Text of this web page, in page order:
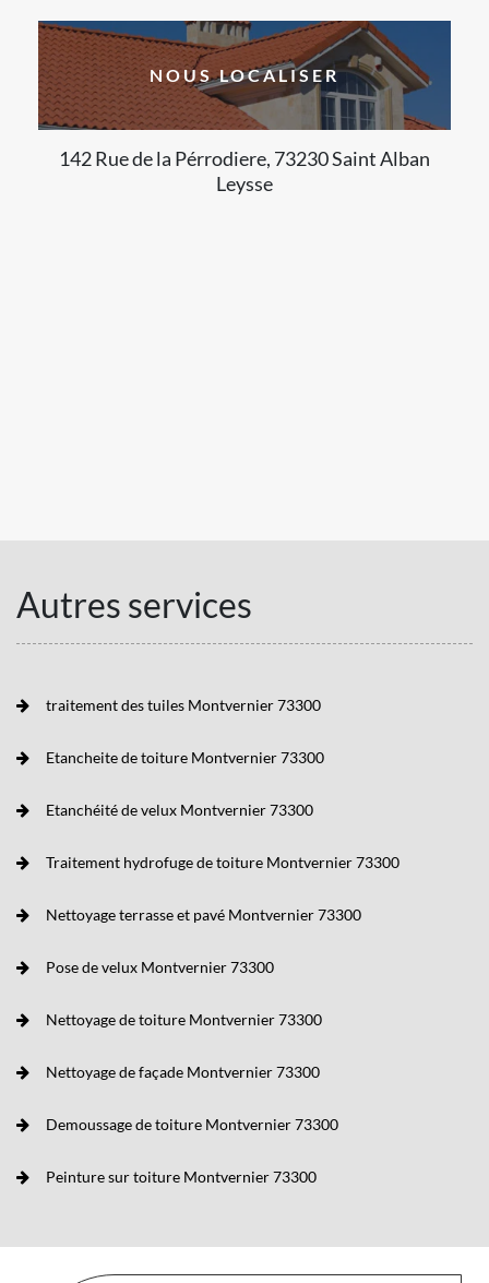
NOUS LOCALISER
142 Rue de la Pérrodiere, 73230 Saint Alban
Leysse
Autres services
traitement des tuiles Montvernier 73300
Etancheite de toiture Montvernier 73300
Etanchéité de velux Montvernier 73300
Traitement hydrofuge de toiture Montvernier 73300
Nettoyage terrasse et pavé Montvernier 73300
Pose de velux Montvernier 73300
Nettoyage de toiture Montvernier 73300
Nettoyage de façade Montvernier 73300
Demoussage de toiture Montvernier 73300
Peinture sur toiture Montvernier 73300